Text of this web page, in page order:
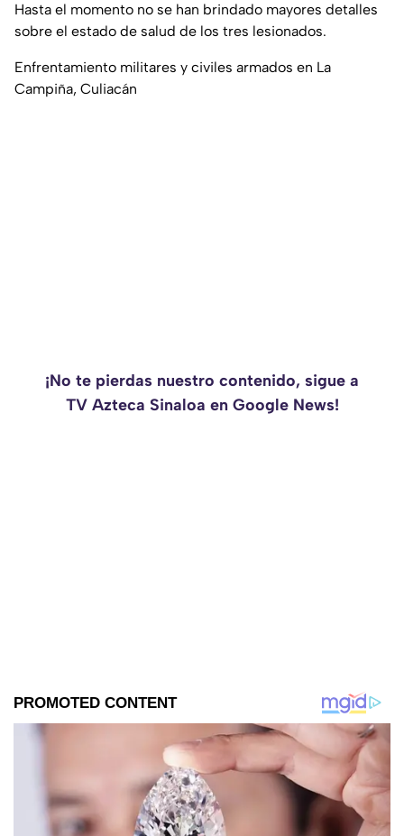
Hasta el momento no se han brindado mayores detalles
sobre el estado de salud de los tres lesionados.
Enfrentamiento militares y civiles armados en La
Campiña, Culiacán
¡No te pierdas nuestro contenido, sigue a
TV Azteca Sinaloa en Google News!